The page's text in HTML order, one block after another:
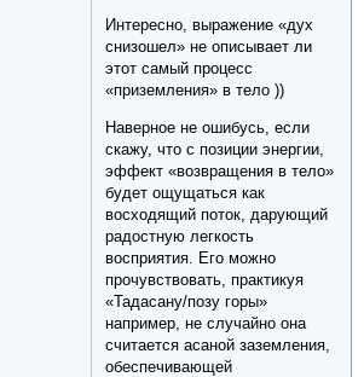
Интересно, выражение «дух
снизошел» не описывает ли
этот самый процесс
«приземления» в тело ))
Наверное не ошибусь, если
скажу, что с позиции энергии,
эффект «возвращения в тело»
будет ощущаться как
восходящий поток, дарующий
радостную легкость
восприятия. Его можно
прочувствовать, практикуя
«Тадасану/позу горы»
например, не случайно она
считается асаной заземления,
обеспечивающей